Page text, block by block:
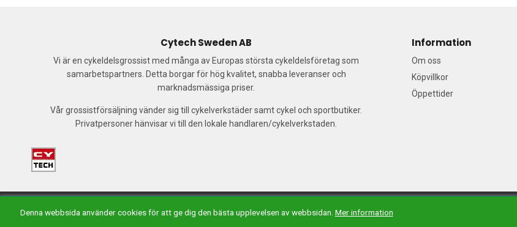
Denna webbsida använder cookies för att ge dig den bästa upplevelsen av webbsidan. Mer information
Cytech Sweden AB
Vi är en cykeldelsgrossist med många av Europas största cykeldelsföretag som
samarbetspartners. Detta borgar för hög kvalitet, snabba leveranser och
marknadsmässiga priser.
Vår grossistförsäljning vänder sig till cykelverkstäder samt cykel och sportbutiker.
Privatpersoner hänvisar vi till den lokale handlaren/cykelverkstaden.
Information
Om oss
Köpvillkor
Öppettider
Mail:Våra säljare| Tel: 076-140 91 99| E-handelslösning från